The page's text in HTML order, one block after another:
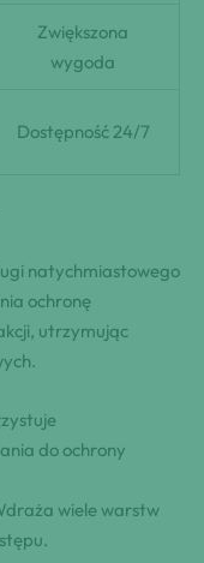
Zwiększona
wygoda
Dostępność 24/7
natychmiastowego
ochronę
utrzymując
do ochrony
wiele warstw